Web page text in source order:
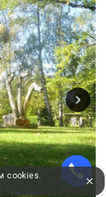
cookies.